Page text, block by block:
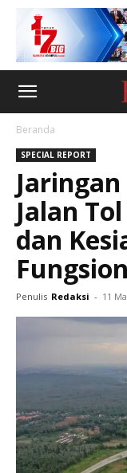
Beranda
SPECIAL REPORT
Jalan
dan
Penulis Redaksi - 11